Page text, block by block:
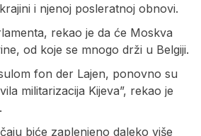
i njenoj posleratnoj obnovi.
rekao je da će Moskva
od koje se mnogo drži u Belgiji.
fon der Lajen, ponovno su
militarizacija Kijeva”, rekao je
biće zaplenjeno daleko više